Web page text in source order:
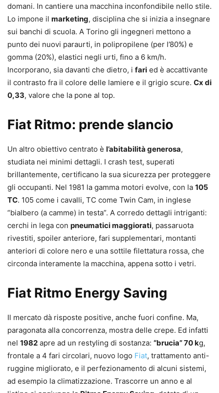
domani. In cantiere una macchina inconfondibile nello stile.
Lo impone il marketing, disciplina che si inizia a insegnare
sui banchi di scuola. A Torino gli ingegneri mettono a
punto dei nuovi paraurti, in polipropilene (per l’80%) e
gomma (20%), elastici negli urti, fino a 6 km/h.
Incorporano, sia davanti che dietro, i fari ed è accattivante
il contrasto fra il colore delle lamiere e il grigio scure. Cx di
0,33, valore che la pone al top.
Fiat Ritmo: prende slancio
Un altro obiettivo centrato è l’abitabilità generosa,
studiata nei minimi dettagli. I crash test, superati
brillantemente, certificano la sua sicurezza per proteggere
gli occupanti. Nel 1981 la gamma motori evolve, con la 105
TC. 105 come i cavalli, TC come Twin Cam, in inglese
“bialbero (a camme) in testa”. A corredo dettagli intriganti:
cerchi in lega con pneumatici maggiorati, passaruota
rivestiti, spoiler anteriore, fari supplementari, montanti
anteriori di colore nero e una sottile filettatura rossa, che
circonda interamente la macchina, appena sotto i vetri.
Fiat Ritmo Energy Saving
Il mercato dà risposte positive, anche fuori confine. Ma,
paragonata alla concorrenza, mostra delle crepe. Ed infatti
nel 1982 apre ad un restyling di sostanza: “brucia” 70 kg,
frontale a 4 fari circolari, nuovo logo Fiat, trattamento anti-
ruggine migliorato, e il perfezionamento di alcuni sistemi,
ad esempio la climatizzazione. Trascorre un anno e al